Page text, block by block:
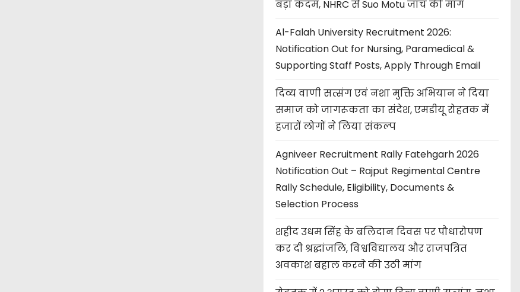
बड़ा कदम, NHRC से Suo Motu जांच की मांग
Al-Falah University Recruitment 2026:
Notification Out for Nursing, Paramedical &
Supporting Staff Posts, Apply Through Email
दिव्य वाणी सत्संग एवं नशा मुक्ति अभियान ने दिया
समाज को जागरूकता का संदेश, एमडीयू रोहतक में
हजारों लोगों ने लिया संकल्प
Agniveer Recruitment Rally Fatehgarh 2026
Notification Out – Rajput Regimental Centre
Rally Schedule, Eligibility, Documents &
Selection Process
शहीद उधम सिंह के बलिदान दिवस पर पौधारोपण
कर दी श्रद्धांजलि, विश्वविद्यालय और राजपत्रित
अवकाश बहाल करने की उठी मांग